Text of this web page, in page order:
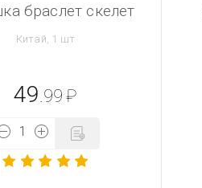
браслет скелет
Китай, 1 шт
49 .99 ₽